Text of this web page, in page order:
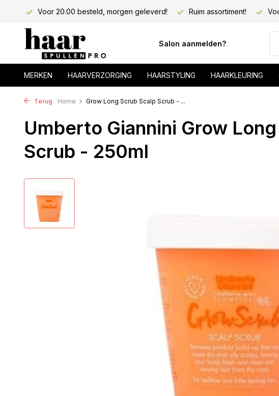
Voor 20.00 besteld, morgen geleverd! Ruim assortiment!
Salon aanmelden?
MERKEN HAARVERZORGING HAARSTYLING HAARKLEURING
Terug Home Grow Long Scrub Scalp Scrub - ...
Umberto Giannini Grow
Scrub - 250ml